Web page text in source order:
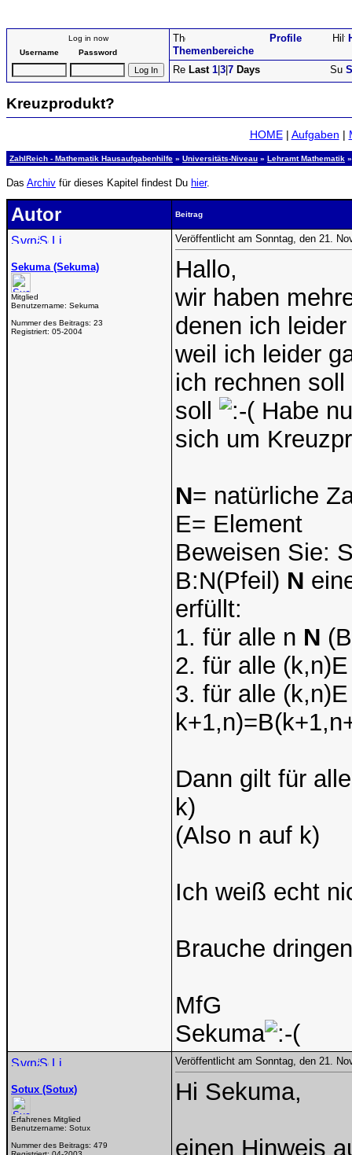
Log in now
Username
Password Themenbereiche
Profile
Last 1 3 7 Days
Kreuzprodukt?
HOME| Aufgaben |
ZahlReich - Mathematik Hausaufgabenhilfe » Universitäts-Niveau » Lehramt Mathematik
Das Archiv für dieses Kapitel findest Du hier.
Autor Beitrag
Sekuma (Sekuma)
Mitglied
Benutzername: Sekuma
Nummer des Beitrags: 23
Registriert: 05-2004
Veröffentlicht am Sonntag, den 21.
Hallo,
wir haben
denen ich
weil ich leider
ich rechnen
soll
Habe
sich um
N= natürliche
E= Element
Beweisen Sie:
B:N(Pfeil) N
erfüllt:
1. für alle n N
2. für alle
3. für alle
Dann gilt für
k)
(Also n auf k)
Ich weiß echt
Brauche
MfG
Sekuma
Sotux (Sotux)
Erfahrenes Mitglied
Benutzername: Sotux
Nummer des Beitrags: 479
Veröffentlicht am Sonntag, den 21.
Hi Sekuma,
einen Hinweis